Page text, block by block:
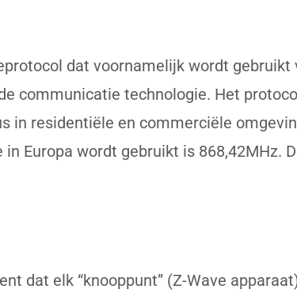
dat voornamelijk wordt gebruikt
communicatie technologie. Het
in residentiële en commerciële
Europa wordt gebruikt is 868,42MHz.
dat elk “knooppunt” (Z-Wave